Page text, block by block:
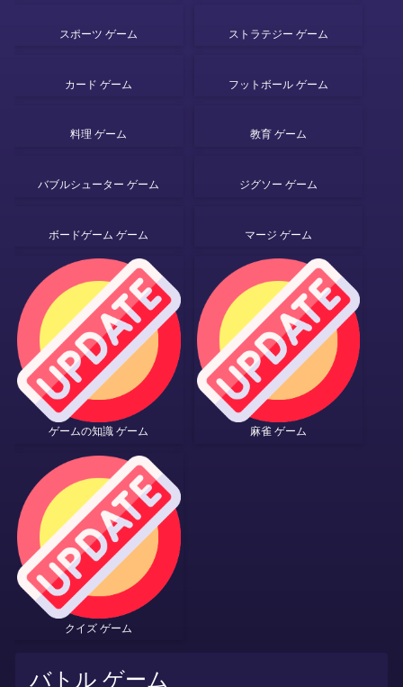
スポーツ ゲーム ストラテジー ゲーム
カード ゲーム フットボール ゲーム
料理 ゲーム 教育 ゲーム
バブルシューター ゲーム ジグソー ゲーム
ボードゲーム ゲーム マージ ゲーム
ゲームの知識 ゲーム 麻雀 ゲーム
クイズ ゲーム
バトル ゲーム